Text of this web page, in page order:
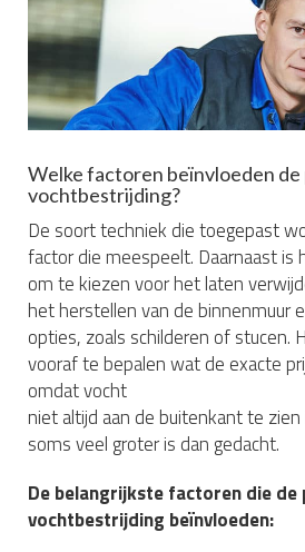
Welke factoren beïnvloeden de
vochtbestrijding?
De soort techniek die toegepast
factor die meespeelt. Daarnaast is
om te kiezen voor het laten
het herstellen van de binnenmuur
opties, zoals schilderen of stucen.
vooraf te bepalen wat de exacte
omdat vocht
niet altijd aan de buitenkant te
soms veel groter is dan gedacht.
De belangrijkste factoren die de
vochtbestrijding beïnvloeden: